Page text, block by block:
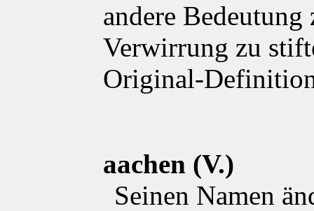
andere
Verwirrung zu
Original-
aachen (V.)
Seinen Namen